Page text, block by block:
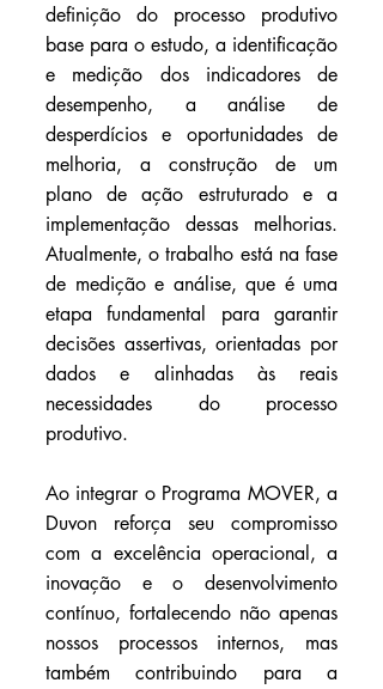
definição do processo produtivo
base para o estudo, a identificação
e medição dos indicadores de
desempenho, a análise de
desperdícios e oportunidades de
melhoria, a construção de um
plano de ação estruturado e a
implementação dessas melhorias.
Atualmente, o trabalho está na fase
de medição e análise, que é uma
etapa fundamental para garantir
decisões assertivas, orientadas por
dados e alinhadas às reais
necessidades do processo
produtivo.
Ao integrar o Programa MOVER, a
Duvon reforça seu compromisso
com a excelência operacional, a
inovação e o desenvolvimento
contínuo, fortalecendo não apenas
nossos processos internos, mas
também contribuindo para a